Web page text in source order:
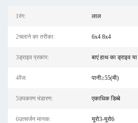
1रंग: लाल
2चलाने का तरीका: 6x4 8x4
3ड्राइव प्रकार: बाएं हाथ का ड्राइव
4रेंज: पानी≥55(मी)
5उपकरण भंडारण: एकाधिक डिब्बे
6उत्सर्जन मानक: यूरो3-यूरो6